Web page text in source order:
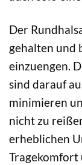
Der
gehalten und
einzuengen.
sind darauf
minimieren
nicht zu
erheblichen
Tragekomfort